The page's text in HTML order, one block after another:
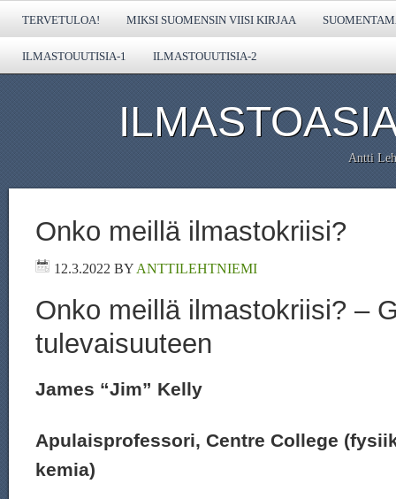
TERVETULOA! MIKSI SUOMENSIN VIISI KIRJAA
ILMASTOUUTISIA-1 ILMASTOUUTISIA-2
Antti
Onko meillä ilmastokriisi?
12.3.2022 BYANTTILEHTNIEMI
Onko meillä ilmastokriisi? –
tulevaisuuteen
James “Jim” Kelly
Apulaisprofessori, Centre College
kemia)